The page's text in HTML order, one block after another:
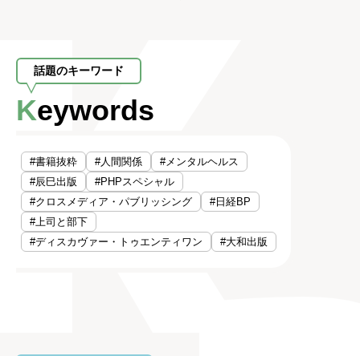
話題のキーワード
Keywords
#書籍抜粋 #人間関係
#メンタルヘルス
#辰巳出版
#PHPスペシャル
#クロスメディア・パブリッシング
#日経BP
#上司と部下
#ディスカヴァー・トゥエンティワン
#大和出版